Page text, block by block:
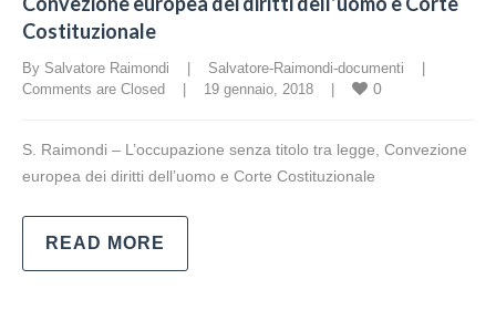
Costituzionale
By Salvatore Raimondi    | Salvatore-Raimondi-documenti
Comments are Closed
    |    19 gennaio, 2018    |
0
S. Raimondi – L’occupazione senza titolo tra legge, Convezione
europea dei diritti dell’uomo e Corte Costituzionale
READ MORE